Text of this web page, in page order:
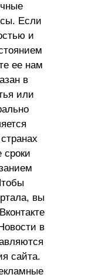
Если
и
ее нам
в
или
сроки
вы
в
сайта.